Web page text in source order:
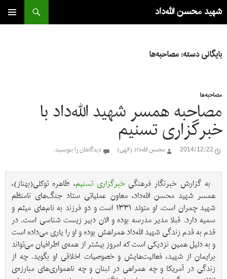
شهید محسن الله‌داد
جست‌وجو
رفتن
بایگانی دسته: مصاحبه‌ها
مصاحبه‌ها
مصاحبه همسر شهید الله‌داد با
خبرگزاری تسنیم
2014/12/22 محسن الله‌داد (الهی) دیدگاه‌تان را بنویسید:
به گزارش خبرنگار فرهنگی خبرگزاری تسنیم